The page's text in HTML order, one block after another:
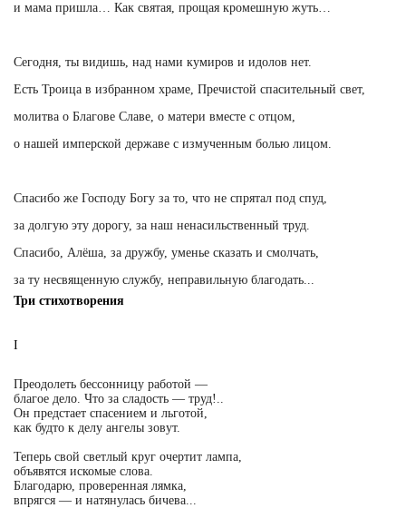
и мама пришла… Как святая, прощая кромешную жуть…
Сегодня, ты видишь, над нами кумиров и идолов нет.
Есть Троица в избранном храме, Пречистой спасительный свет,
молитва о Благове Славе, о матери вместе с отцом,
о нашей имперской державе с измученным болью лицом.
Спасибо же Господу Богу за то, что не спрятал под спуд,
за долгую эту дорогу, за наш ненасильственный труд.
Спасибо, Алёша, за дружбу, уменье сказать и смолчать,
за ту несвященную службу, неправильную благодать...
Три стихотворения
I
Преодолеть бессонницу работой —
благое дело. Что за сладость — труд!..
Он предстает спасением и льготой,
как будто к делу ангелы зовут.
Теперь свой светлый круг очертит лампа,
объявятся искомые слова.
Благодарю, проверенная лямка,
впрягся — и натянулась бичева...